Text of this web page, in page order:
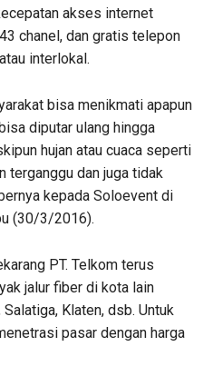
akses internet
chanel, dan gratis telepon
interlokal.
bisa menikmati apapun
diputar ulang hingga
hujan atau cuaca seperti
terganggu dan juga tidak
kepada Soloevent di
(30/3/2016).
PT. Telkom terus
jalur fiber di kota lain
Klaten, dsb. Untuk
pasar dengan harga